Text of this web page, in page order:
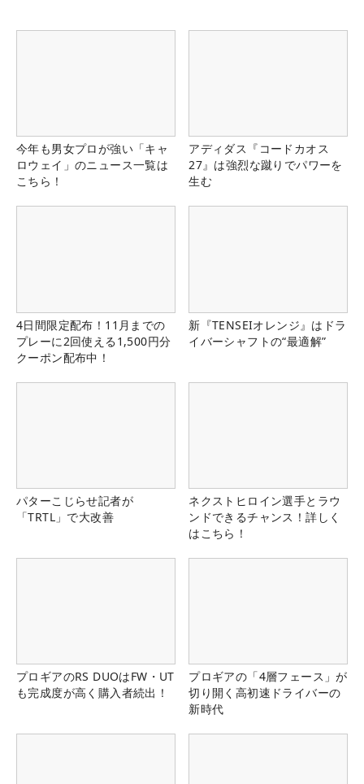
今年も男女プロが強い「キャ
ロウェイ」のニュース一覧は
こちら！
アディダス『コードカオス
27』は強烈な蹴りでパワーを
生む
4日間限定配布！11月までの
プレーに2回使える1,500円分
クーポン配布中！
新『TENSEIオレンジ』はドラ
イバーシャフトの“最適解”
パターこじらせ記者が
「TRTL」で大改善
ネクストヒロイン選手とラウ
ンドできるチャンス！詳しく
はこちら！
プロギアのRS DUOはFW・UT
も完成度が高く購入者続出！
プロギアの「4層フェース」が
切り開く高初速ドライバーの
新時代